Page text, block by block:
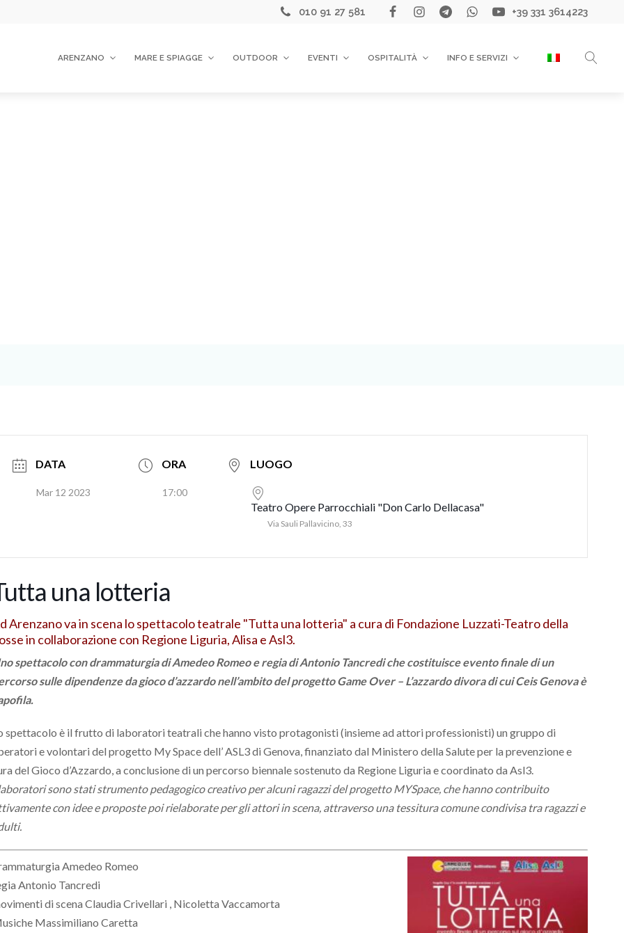
010 91 27 581 +39 331 3614223
ARENZANO MARE E SPIAGGE OUTDOOR EVENTI OSPITALITÀ INFO E SERVIZI
DATA
Mar 12 2023
ORA
17:00
LUOGO
Teatro Opere Parrocchiali "Don Carlo Dellacasa"
Via Sauli Pallavicino, 33
una lotteria
Arenzano va in scena lo spettacolo teatrale "Tutta una lotteria" a cura di Fondazione Luzzati-Teatro della
in collaborazione con Regione Liguria, Alisa e Asl3.
spettacolo con drammaturgia di Amedeo Romeo e regia di Antonio Tancredi che costituisce evento finale di un
sulle dipendenze da gioco d’azzardo nell’ambito del progetto Game Over – L’azzardo divora di cui Ceis Genova è
spettacolo è il frutto di laboratori teatrali che hanno visto protagonisti (insieme ad attori professionisti) un gruppo di
e volontari del progetto My Space dell’ ASL3 di Genova, finanziato dal Ministero della Salute per la prevenzione e
del Gioco d’Azzardo, a conclusione di un percorso biennale sostenuto da Regione Liguria e coordinato da Asl3.
sono stati strumento pedagogico creativo per alcuni ragazzi del progetto MYSpace, che hanno contribuito
con idee e proposte poi rielaborate per gli attori in scena, attraverso una tessitura comune condivisa tra ragazzi e
Amedeo Romeo
Antonio Tancredi
di scena Claudia Crivellari , Nicoletta Vaccamorta
Massimiliano Caretta